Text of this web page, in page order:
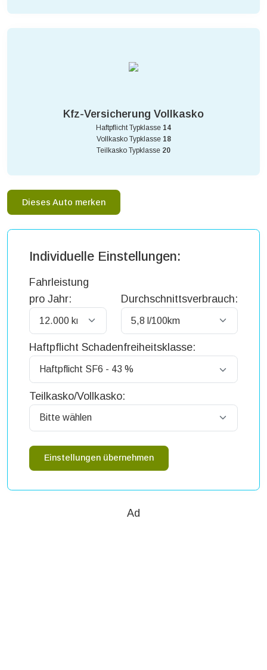
Kfz-Versicherung Vollkasko
Haftpflicht Typklasse 14
Vollkasko Typklasse 18
Teilkasko Typklasse 20
Dieses Auto merken
Individuelle Einstellungen:
Fahrleistung
pro Jahr:
Durchschnittsverbrauch:
Haftpflicht Schadenfreiheitsklasse:
Teilkasko/Vollkasko:
Einstellungen übernehmen
Ad